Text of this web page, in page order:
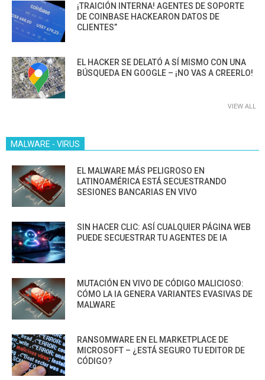
¡TRAICIÓN INTERNA! AGENTES DE SOPORTE
DE COINBASE HACKEARON DATOS DE
CLIENTES”
EL HACKER SE DELATÓ A SÍ MISMO CON UNA
BÚSQUEDA EN GOOGLE – ¡NO VAS A CREERLO!
VIEW ALL
MALWARE - VIRUS
EL MALWARE MÁS PELIGROSO EN
LATINOAMÉRICA ESTÁ SECUESTRANDO
SESIONES BANCARIAS EN VIVO
SIN HACER CLIC: ASÍ CUALQUIER PÁGINA WEB
PUEDE SECUESTRAR TU AGENTES DE IA
MUTACIÓN EN VIVO DE CÓDIGO MALICIOSO:
CÓMO LA IA GENERA VARIANTES EVASIVAS DE
MALWARE
RANSOMWARE EN EL MARKETPLACE DE
MICROSOFT – ¿ESTÁ SEGURO TU EDITOR DE
CÓDIGO?